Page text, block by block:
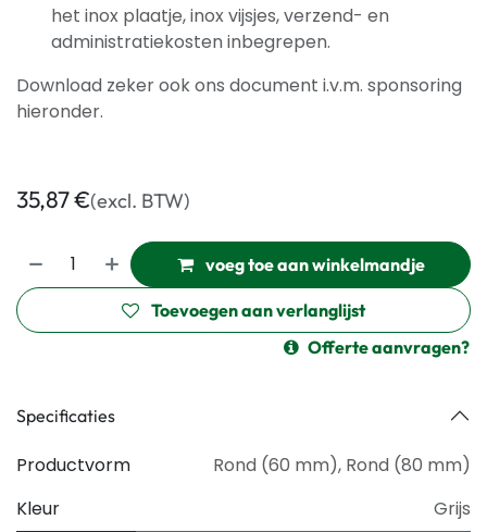
het inox plaatje, inox vijsjes, verzend- en
administratiekosten inbegrepen.
Download zeker ook ons document i.v.m. sponsoring
hieronder.
35,87€(excl. BTW)
voeg toe aan winkelmandje
Toevoegen aan verlanglijst
Offerte aanvragen?
Specificaties
Productvorm Rond (60 mm), Rond (80 mm)
Kleur
Grijs